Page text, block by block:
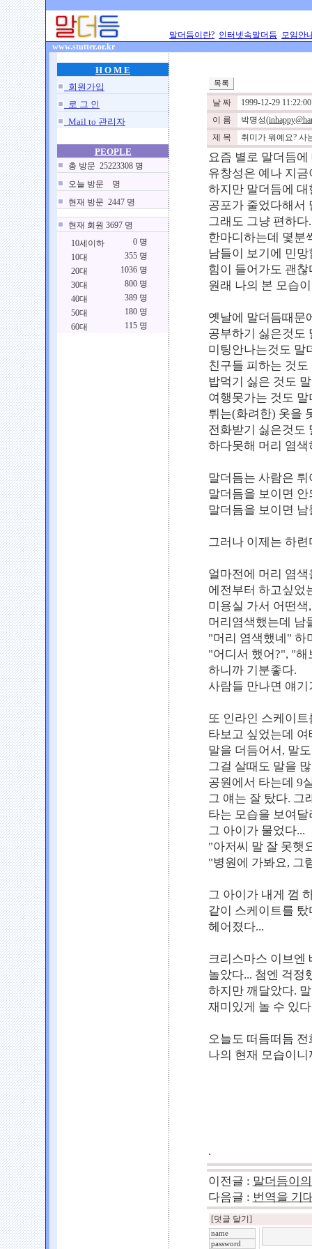
말더듬이란? 인터넷속말더듬 모임안
www.stutter.or.kr
H O M E
회원가입
로 그 인
Mail to 관리자
PEOPLE
총 방문 25223308 명
오늘 방문 명
현재 방문 2447 명
현재 회원 3697 명
10세이하
0 명
10대
355 명
20대
1036 명
30대
800 명
40대
389 명
50대
180 명
60대
115 명
날 짜
1999-12-29 11:22:00
이 름
박명성
제 목
취미가 뭐예요? 사
요즘 별로 말더듬
유창성은 예나 지
하지만 말더듬에
공포가 줄었다해서
그래도 그냥 편하다.
한마디하는데 몇분
남들이 보기에 민
힘이 들어가도 괜찮
원래 나의 본 모습
옛날에 말더듬때문
공부하기 싫은것도
미팅안나는것도 말
친구들 피하는 것
밥먹기 싫은 것도
여행못가는 것도
튀는(화려한) 옷을
전화받기 싫은것도
하다못해 머리 염
말더듬는 사람은
말더듬을 보이면
말더듬을 보이면
그러나 이제는 하련
얼마전에 머리 염색
에전부터 하고싶었
미용실 가서 어떤
머리염색했는데 남
"머리 염색했네" 하
"어디서 했어?", "해
하니까 기분좋다.
사람들 만나면 얘
또 인라인 스케이트
타보고 싶었는데 여
말을 더듬어서, 말
그걸 살때도 말을
공원에서 타는데 9
그 얘는 잘 탔다. 그
타는 모습을 보여
그 아이가 물었다...
"아저씨 말 잘 못햇
"병원에 가봐요, 그
그 아이가 내게 껌
같이 스케이트를
헤어졌다...
크리스마스 이브엔
놀았다... 첨엔 걱정
하지만 깨달았다.
재미있게 놀 수 있
오늘도 떠듬떠듬
나의 현재 모습이니
.
이전글 : 말더듬이
다음글 : 번역을 기
[덧글 달기]